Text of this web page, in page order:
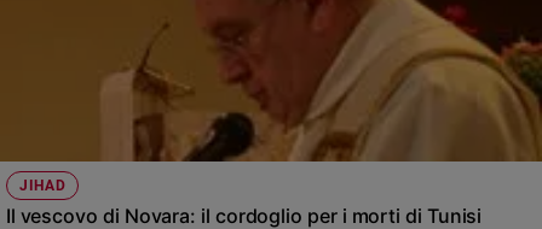
JIHAD
Il vescovo di Novara: il cordoglio per i morti di Tunisi